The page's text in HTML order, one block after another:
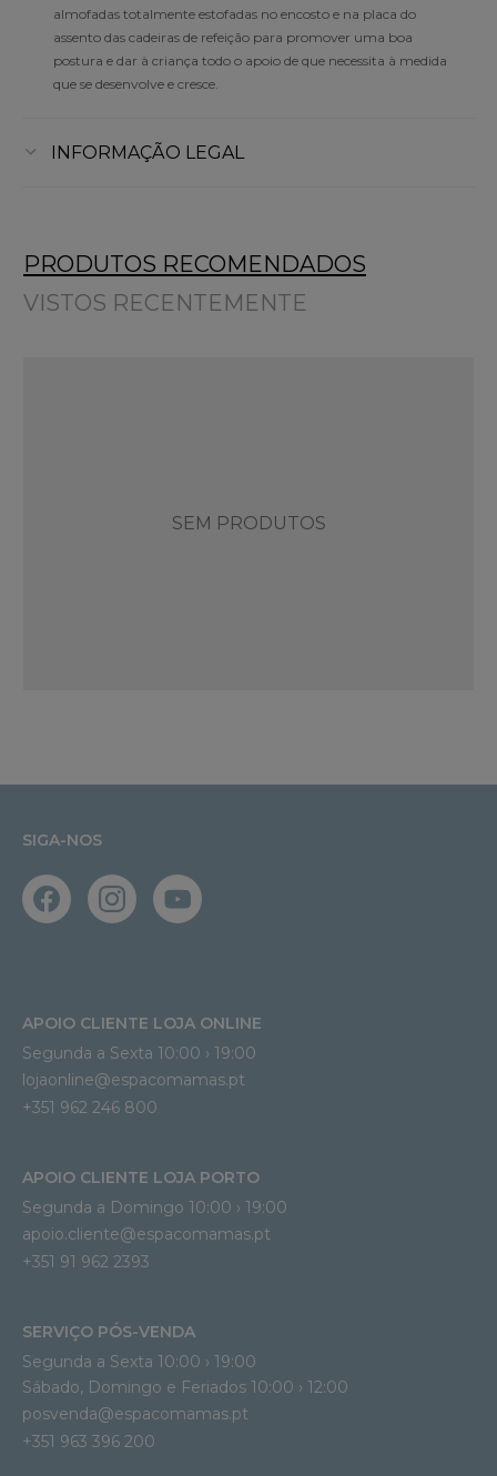
almofadas totalmente estofadas no encosto e na placa do
assento das cadeiras de refeição para promover uma boa
postura e dar à criança todo o apoio de que necessita à medida
que se desenvolve e cresce.
INFORMAÇÃO LEGAL
PRODUTOS RECOMENDADOS
VISTOS RECENTEMENTE
SEM PRODUTOS
SIGA-NOS
APOIO CLIENTE LOJA ONLINE
Segunda a Sexta 10:00 › 19:00
lojaonline@espacomamas.pt
+351 962 246 800
APOIO CLIENTE LOJA PORTO
Segunda a Domingo 10:00 › 19:00
apoio.cliente@espacomamas.pt
+351 91 962 2393
SERVIÇO PÓS-VENDA
Segunda a Sexta 10:00 › 19:00
Sábado, Domingo e Feriados 10:00 › 12:00
posvenda@espacomamas.pt
+351 963 396 200